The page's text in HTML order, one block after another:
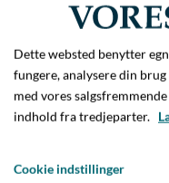
Håndværkerudstillingen
1990'erne, og nu sker
Dette websted benytter
fungere, analysere din
med vores
indhold fra tredjeparter.
Cookie indstillinger